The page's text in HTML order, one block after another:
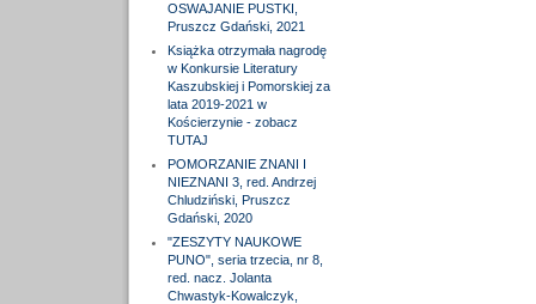
OSWAJANIE PUSTKI,
Pruszcz Gdański, 2021
Książka otrzymała nagrodę
w Konkursie Literatury
Kaszubskiej i Pomorskiej za
lata 2019-2021 w
Kościerzynie - zobacz
TUTAJ
POMORZANIE ZNANI I
NIEZNANI 3, red. Andrzej
Chludziński, Pruszcz
Gdański, 2020
"ZESZYTY NAUKOWE
PUNO", seria trzecia, nr 8,
red. nacz. Jolanta
Chwastyk-Kowalczyk,